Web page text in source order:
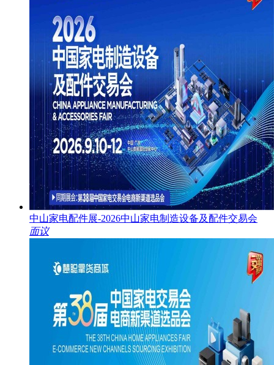
中山家电配件展-2026中山家电制造设备及配件交易会
面议